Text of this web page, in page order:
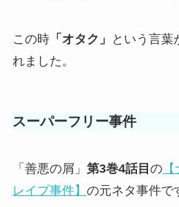
この時「オタク」
という言葉
れました。
スーパーフリー事件
「善悪の屑」 第3巻4話目 の【
レイプ事件】 の元ネタ事件で